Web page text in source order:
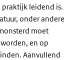
leidend is.
onder andere
moet
en op
Aanvullend